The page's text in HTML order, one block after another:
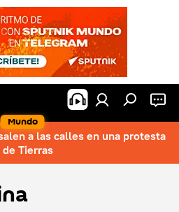
Mundo
a las calles en una protesta
Tierras